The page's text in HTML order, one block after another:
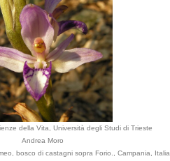
della Vita, Università degli Studi di Trieste
Andrea Moro
bosco di castagni sopra Forio., Campania, Italia